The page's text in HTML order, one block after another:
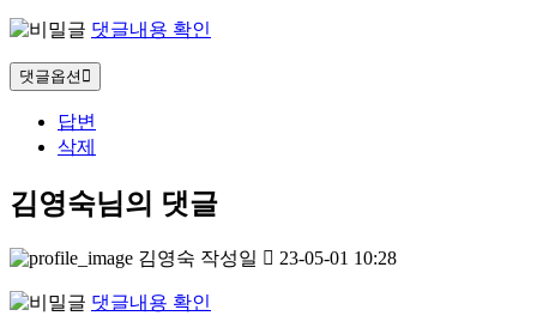
댓글내용 확인
댓글옵션
답변
삭제
김영숙님의 댓글
김영숙 작성일 23-05-01 10:28
댓글내용 확인